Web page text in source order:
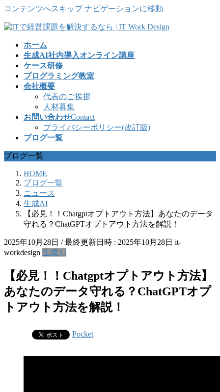
コンテンツへスキップ ナビゲーションに移動
ホーム
生成AI社内導入オンライン講座
ケース研修
プログラミング教室
会社概要
代表のご挨拶
人材募集
お問い合わせContact
プライバシーポリシー(改訂版)
ブログ一覧
ブログ一覧
HOME
ブログ一覧
ニュース
生成AI
【必見！！Chatgptオプトアウト方法】あなたのデータ
守れる？ChatGPTオプトアウト方法を解説！
2025年10月28日 / 最終更新日時 : 2025年10月28日 it-
workdesign 生成AI
【必見！！Chatgptオプトアウト方法】
あなたのデータ守れる？ChatGPTオプ
トアウト方法を解説！
Pocket